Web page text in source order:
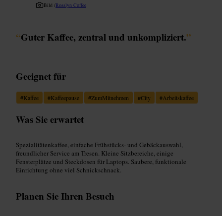
Bild /Rosslyn Coffee
“Guter Kaffee, zentral und unkompliziert.”
Geeignet für
#Kaffee #Kaffeepause #ZumMitnehmen #City #Arbeitskaffee
Was Sie erwartet
Spezialitätenkaffee, einfache Frühstücks- und Gebäckauswahl,
freundlicher Service am Tresen. Kleine Sitzbereiche, einige
Fensterplätze und Steckdosen für Laptops. Saubere, funktionale
Einrichtung ohne viel Schnickschnack.
Planen Sie Ihren Besuch